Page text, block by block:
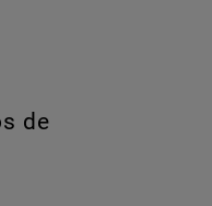
de